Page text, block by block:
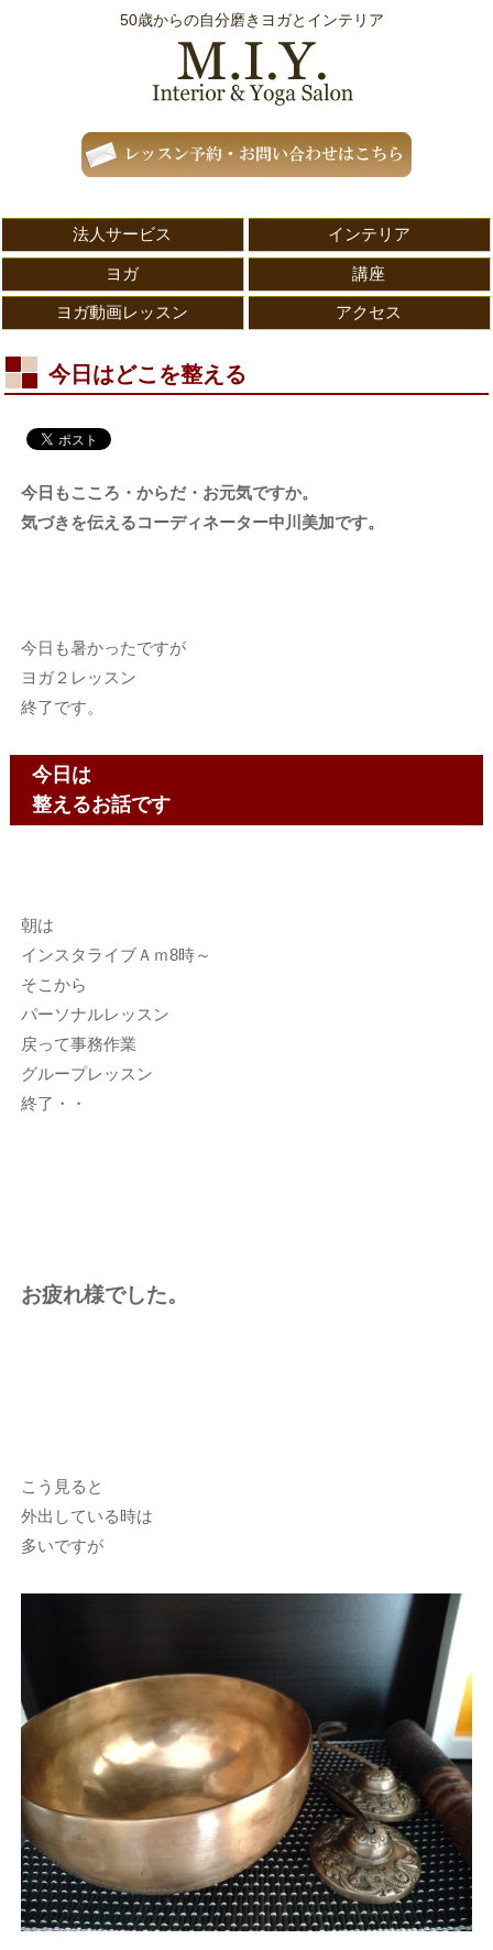
50歳からの自分磨きヨガとインテリア
法人サービス インテリア
ヨガ 講座
ヨガ動画レッスン アクセス
今日はどこを整える
今日もこころ・からだ・お元気ですか。
気づきを伝えるコーディネーター中川美加です。
今日も暑かったですが
ヨガ２レッスン
終了です。
今日は
整えるお話です
朝は
インスタライブＡｍ8時～
そこから
パーソナルレッスン
戻って事務作業
グループレッスン
終了・・
お疲れ様でした。
こう見ると
外出している時は
多いですが